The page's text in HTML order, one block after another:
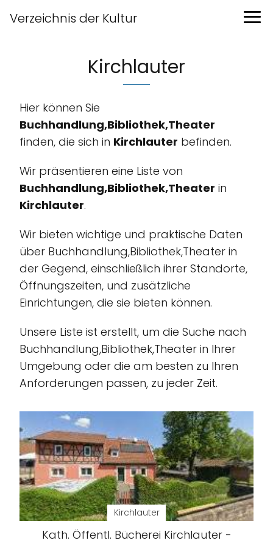
Verzeichnis der Kultur
Kirchlauter
Hier können Sie
Buchhandlung,Bibliothek,Theater
finden, die sich in Kirchlauter befinden.
Wir präsentieren eine Liste von
Buchhandlung,Bibliothek,Theater in
Kirchlauter.
Wir bieten wichtige und praktische Daten
über Buchhandlung,Bibliothek,Theater in
der Gegend, einschließlich ihrer Standorte,
Öffnungszeiten, und zusätzliche
Einrichtungen, die sie bieten können.
Unsere Liste ist erstellt, um die Suche nach
Buchhandlung,Bibliothek,Theater in Ihrer
Umgebung oder die am besten zu Ihren
Anforderungen passen, zu jeder Zeit.
Kirchlauter
Kath. Öffentl. Bücherei Kirchlauter -